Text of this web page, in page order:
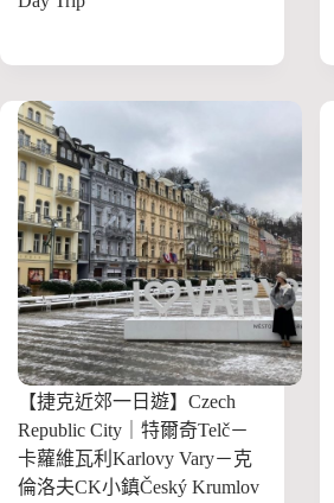
【捷克近郊一日遊】Czech
Republic City｜特爾奇Telč－
卡蘿維瓦利Karlovy Vary－克
倫洛夫CK小鎮Český Krumlov